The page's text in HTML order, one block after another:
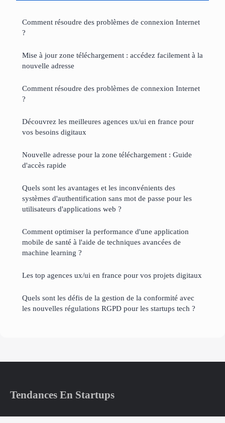
Comment résoudre des problèmes de connexion Internet
?
Mise à jour zone téléchargement : accédez facilement à la
nouvelle adresse
Comment résoudre des problèmes de connexion Internet
?
Découvrez les meilleures agences ux/ui en france pour
vos besoins digitaux
Nouvelle adresse pour la zone téléchargement : Guide
d'accès rapide
Quels sont les avantages et les inconvénients des
systèmes d'authentification sans mot de passe pour les
utilisateurs d'applications web ?
Comment optimiser la performance d'une application
mobile de santé à l'aide de techniques avancées de
machine learning ?
Les top agences ux/ui en france pour vos projets digitaux
Quels sont les défis de la gestion de la conformité avec
les nouvelles régulations RGPD pour les startups tech ?
Tendances En Startups